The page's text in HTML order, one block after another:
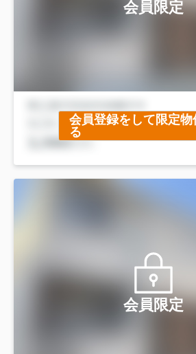
会員限定
会員登録をして限定物
る
会員限定